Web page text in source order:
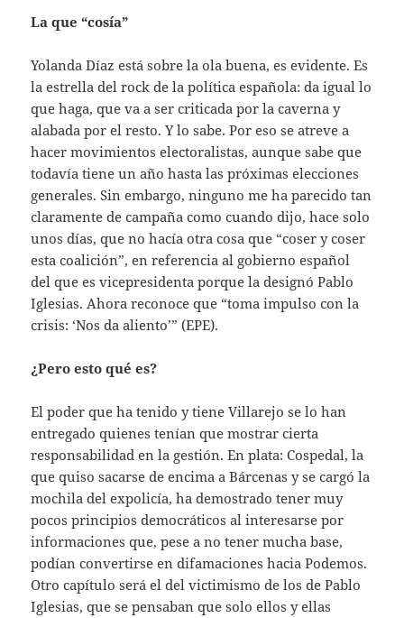
La que “cosía”
Yolanda Díaz está sobre la ola buena, es evidente. Es
la estrella del rock de la política española: da igual lo
que haga, que va a ser criticada por la caverna y
alabada por el resto. Y lo sabe. Por eso se atreve a
hacer movimientos electoralistas, aunque sabe que
todavía tiene un año hasta las próximas elecciones
generales. Sin embargo, ninguno me ha parecido tan
claramente de campaña como cuando dijo, hace solo
unos días, que no hacía otra cosa que “coser y coser
esta coalición”, en referencia al gobierno español
del que es vicepresidenta porque la designó Pablo
Iglesias. Ahora reconoce que “toma impulso con la
crisis: ‘Nos da aliento’” (EPE).
¿Pero esto qué es?
El poder que ha tenido y tiene Villarejo se lo han
entregado quienes tenían que mostrar cierta
responsabilidad en la gestión. En plata: Cospedal, la
que quiso sacarse de encima a Bárcenas y se cargó la
mochila del expolicía, ha demostrado tener muy
pocos principios democráticos al interesarse por
informaciones que, pese a no tener mucha base,
podían convertirse en difamaciones hacia Podemos.
Otro capítulo será el del victimismo de los de Pablo
Iglesias, que se pensaban que solo ellos y ellas